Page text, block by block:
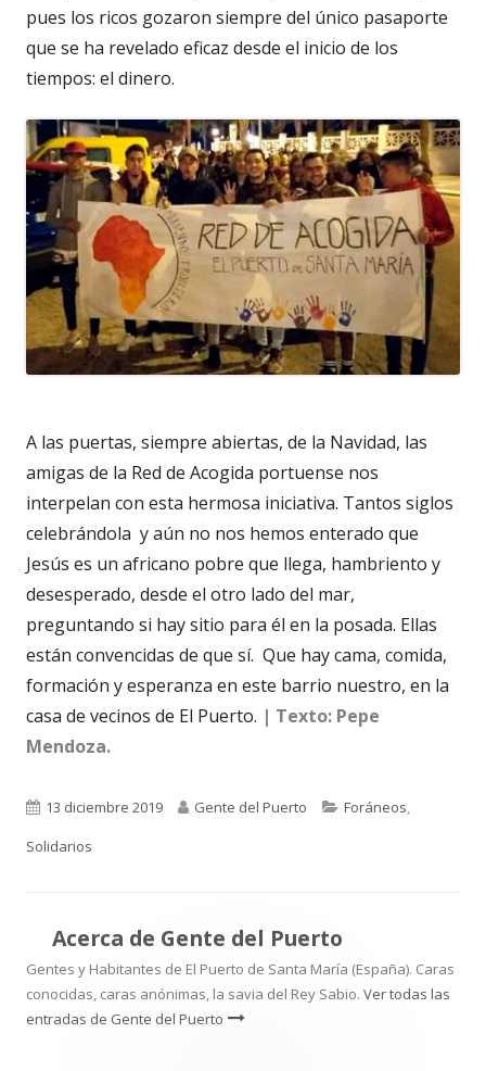
pues los ricos gozaron siempre del único pasaporte
que se ha revelado eficaz desde el inicio de los
tiempos: el dinero.
A las puertas, siempre abiertas, de la Navidad, las
amigas de la Red de Acogida portuense nos
interpelan con esta hermosa iniciativa. Tantos siglos
celebrándola y aún no nos hemos enterado que
Jesús es un africano pobre que llega, hambriento y
desesperado, desde el otro lado del mar,
preguntando si hay sitio para él en la posada. Ellas
están convencidas de que sí. Que hay cama, comida,
formación y esperanza en este barrio nuestro, en la
casa de vecinos de El Puerto. | Texto: Pepe
Mendoza.
Publicado
el
13 diciembre 2019 Autor
Gente del Puerto Categorías
Foráneos,
Solidarios
Acerca de Gente del Puerto
Gentes y Habitantes de El Puerto de Santa María (España). Caras
conocidas, caras anónimas, la savia del Rey Sabio. Ver todas las
entradas de Gente del Puerto